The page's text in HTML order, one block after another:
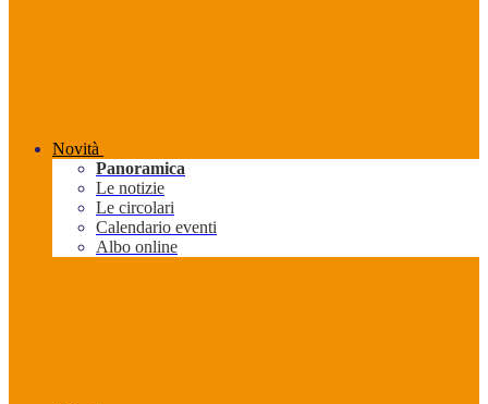
Novità
Panoramica
Le notizie
Le circolari
Calendario eventi
Albo online